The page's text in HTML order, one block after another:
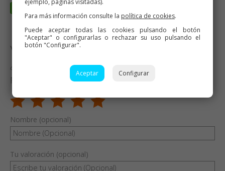
Valora esta receta
¿Te ha gustado esta receta? Valórala y dime qué
piensas
Nombre (opcional)
Tu valoración (opcional)
ejemplo, páginas visitadas).
Para más información consulte la política de cookies.
Puede aceptar todas las cookies pulsando el botón
"Aceptar" o configurarlas o rechazar su uso pulsando el
botón "Configurar".
Aceptar Configurar